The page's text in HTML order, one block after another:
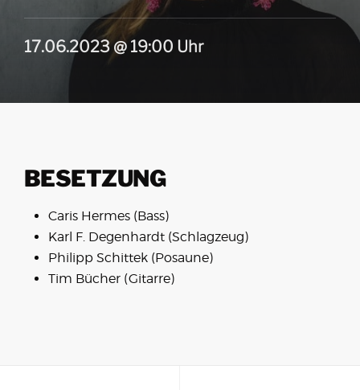
17.06.2023 @ 19:00 Uhr
BESETZUNG
Caris Hermes (Bass)
Karl F. Degenhardt (Schlagzeug)
Philipp Schittek (Posaune)
Tim Bücher (Gitarre)